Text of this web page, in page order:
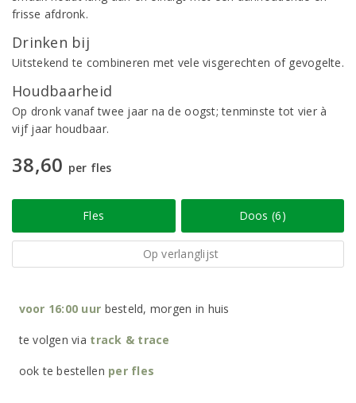
frisse afdronk.
Drinken bij
Uitstekend te combineren met vele visgerechten of gevogelte.
Houdbaarheid
Op dronk vanaf twee jaar na de oogst; tenminste tot vier à
vijf jaar houdbaar.
38,60 per fles
Fles Doos (6)
Op verlanglijst
voor 16:00 uur besteld, morgen in huis
te volgen via track & trace
ook te bestellen per fles